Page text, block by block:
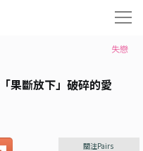
失戀
果斷放下」破碎的愛
關注Pairs